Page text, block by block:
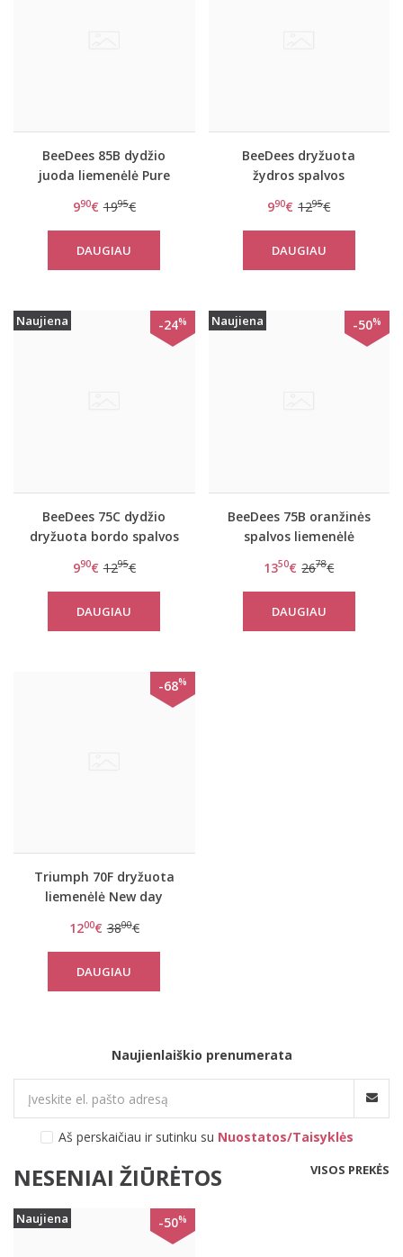
BeeDees 85B dydžio
juoda liemenėlė Pure
990€ 1995€
DAUGIAU
BeeDees dryžuota
žydros spalvos
990€ 1295€
DAUGIAU
Naujiena -24%
BeeDees 75C dydžio
dryžuota bordo spalvos
990€ 1295€
DAUGIAU
Naujiena -50%
BeeDees 75B oranžinės
spalvos liemenėlė
1350€ 2678€
DAUGIAU
-68%
Triumph 70F dryžuota
liemenėlė New day
1200€ 3800€
DAUGIAU
Naujienlaiškio prenumerata
Aš perskaičiau ir sutinku su Nuostatos/Taisyklės
NESENIAI ŽIŪRĖTOS VISOS PREKĖS
Naujiena -50%